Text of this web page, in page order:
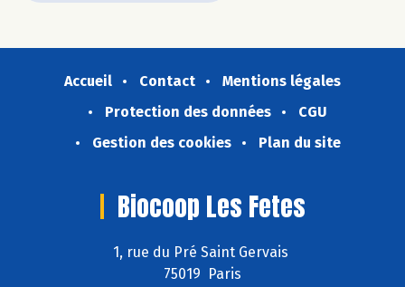
Accueil Contact
Mentions légales
Protection des données
CGU
Gestion des cookies
Plan du site
Biocoop Les Fetes
1, rue du Pré Saint Gervais
75019 Paris